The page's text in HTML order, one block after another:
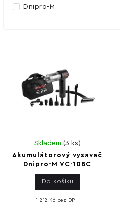
Dnipro-M
Akumulátorový vysavač
Dnipro-M VC-10BC
Skladem (3 ks)
1 212 Kč bez DPH
Do košíku